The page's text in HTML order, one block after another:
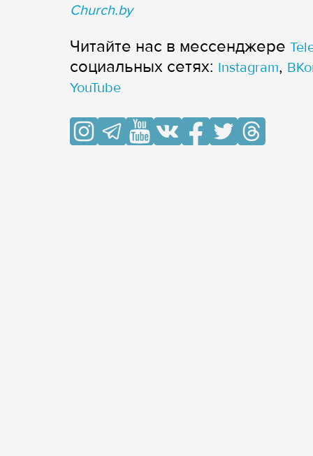
Church.by
Читайте нас в мессенджере
cоциальных сетях: Instagram,
YouTube